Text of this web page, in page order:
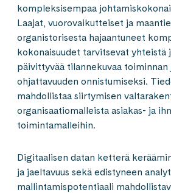
kompleksisempaa
Laajat, vuorovaikutteiset ja
organistorisesta hajaantuneet
kokonaisuudet tarvitsevat yhteistä
päivittyvää tilannekuvaa
ohjattavuuden onnistumiseksi.
mahdollistaa siirtymisen
organisaatiomalleista asiakas- ja
toimintamalleihin.
Digitaalisen datan ketterä
ja jaeltavuus sekä edistyneen
mallintamispotentiaali